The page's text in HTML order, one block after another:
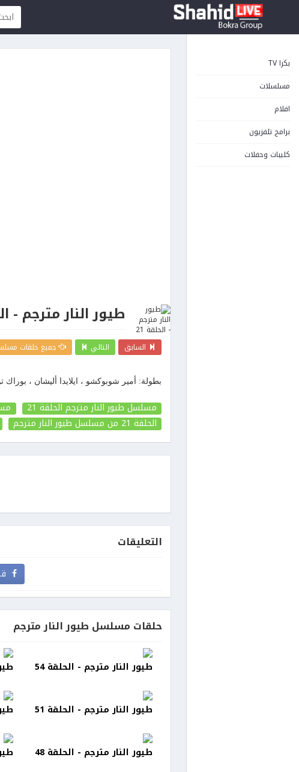
بكرا TV
مسلسلات
افلام
برامج تلفزيون
كليبات وحفلات
طيور النار مترجم -
السابق التالي جميع حلقات
بطولة: أمير شوبوكشو ، ايلايدا أليشان ،
مسلسل طيور النار مترجم الحلقة 21
الحلقة 21
من مسلسل طيور النار مترجم
التعليقات
حلقات مسلسل طيور النار مترجم
طيور النار مترجم - الحلقة 54
طيور النار مترجم - الحلقة 51
طيور النار مترجم - الحلقة 48